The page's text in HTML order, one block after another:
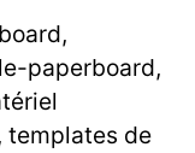
paperboard,
templates de